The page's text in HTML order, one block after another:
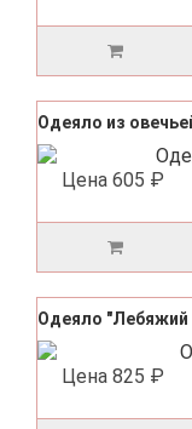
Одеяло из
Цена 605 ₽
Одеяло "Лебяжий
Цена 825 ₽